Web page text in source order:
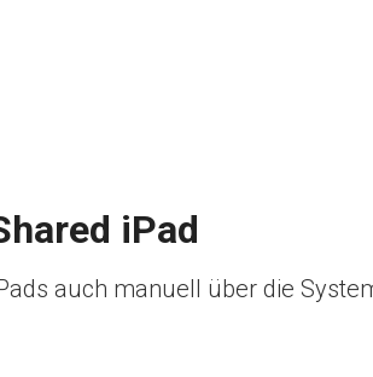
iPad
auch manuell über die